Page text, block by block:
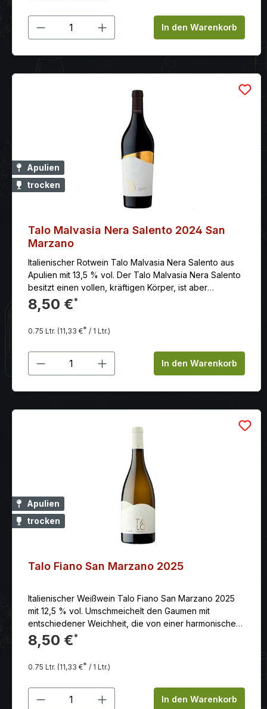
Produkt Anzahl: Gib denIn den Warenkorb
Apulien
trocken
Talo Malvasia Nera Salento 2024 San
Marzano
Italienischer Rotwein Talo Malvasia Nera Salento aus
Apulien mit 13,5 % vol. Der Talo Malvasia Nera Salento
besitzt einen vollen, kräftigen Körper, ist aber
gleichzeitig mild und weich mit gut integrierten
Holznoten.
8,50 €*
0.75 Ltr. (11,33 €* / 1 Ltr.)
Produkt Anzahl: Gib denIn den Warenkorb
Apulien
trocken
Talo Fiano San Marzano 2025
Italienischer Weißwein Talo Fiano San Marzano 2025
mit 12,5 % vol. Umschmeichelt den Gaumen mit
entschiedener Weichheit, die von einer harmonischen
Würze und einem guten Säuregerüst getragen wird.
8,50 €*
0.75 Ltr. (11,33 €* / 1 Ltr.)
Produkt Anzahl: Gib denIn den Warenkorb